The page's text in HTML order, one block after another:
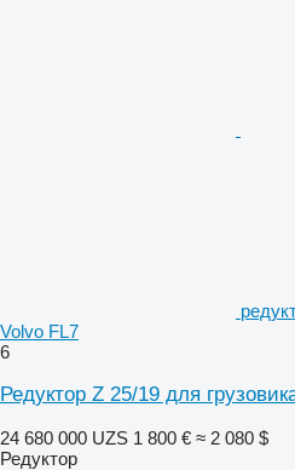
Volvo FL7
6
Редуктор Z 25/19 для
24 680 000 UZS 1 800 € ≈ 2 080 $
Редуктор